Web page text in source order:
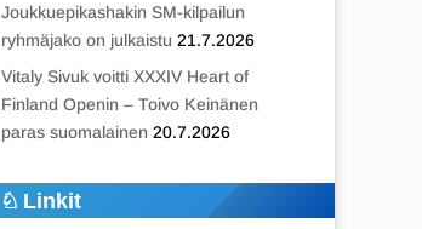
Joukkuepikashakin SM-kilpailun
ryhmäjako on julkaistu 21.7.2026
Vitaly Sivuk voitti XXXIV Heart of
Finland Openin – Toivo Keinänen
paras suomalainen 20.7.2026
Linkit